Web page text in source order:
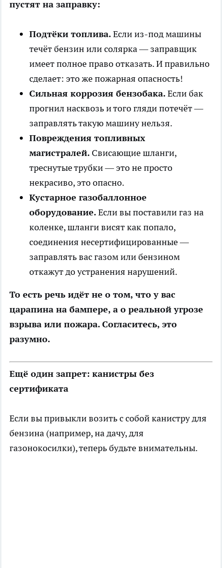
пустят на заправку:
Подтёки топлива.Если из-под машины
течёт бензин или солярка — заправщик
имеет полное право отказать. И правильно
сделает: это же пожарная опасность!
Сильная коррозия бензобака.Если бак
прогнил насквозь и того гляди потечёт —
заправлять такую машину нельзя.
Повреждения топливных
магистралей. Свисающие шланги,
треснутые трубки — это не просто
некрасиво, это опасно.
Кустарное газобаллонное
оборудование.Если вы поставили газ на
коленке, шланги висят как попало,
соединения несертифицированные —
заправлять вас газом или бензином
откажут до устранения нарушений.
То есть речь идёт не о том, что у вас
царапина на бампере, а о реальной угрозе
взрыва или пожара. Согласитесь, это
разумно.
Ещё один запрет: канистры без
сертификата
Если вы привыкли возить с собой канистру для
бензина (например, на дачу, для
газонокосилки), теперь будьте внимательны.